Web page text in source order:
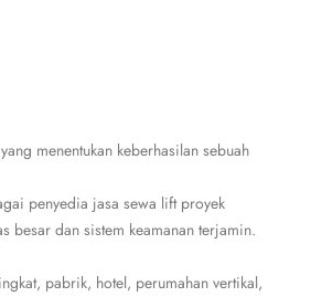
menentukan keberhasilan sebuah
penyedia jasa sewa lift proyek
besar dan sistem keamanan terjamin.
pabrik, hotel, perumahan vertikal,